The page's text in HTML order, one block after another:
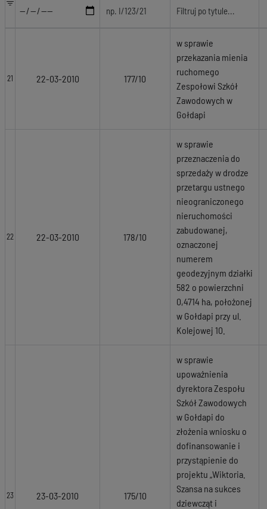
21 22-03-2010 177/10
w sprawie
przekazania mienia
ruchomego
Zespołowi Szkół
Zawodowych w
Gołdapi
22 22-03-2010 178/10
w sprawie
przeznaczenia do
sprzedaży w drodze
przetargu ustnego
nieograniczonego
nieruchomości
zabudowanej,
oznaczonej
numerem
geodezyjnym działki
582 o powierzchni
0,4714 ha, położonej
w Gołdapi przy ul.
Kolejowej 10.
23 23-03-2010 175/10
w sprawie
upoważnienia
dyrektora Zespołu
Szkół Zawodowych
w Gołdapi do
złożenia wniosku o
dofinansowanie i
przystąpienie do
projektu „Wiktoria.
Szansa na sukces
dziewcząt i